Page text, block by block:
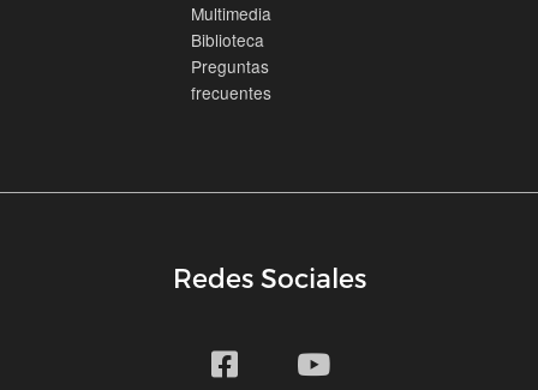
Multimedia
Biblioteca
Preguntas
frecuentes
Redes Sociales